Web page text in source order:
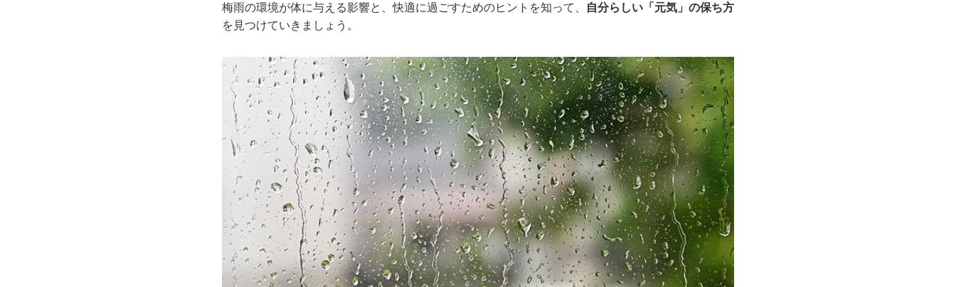
梅雨の環境が体に与える影響と、快適に過ごすためのヒントを知って、
自分らしい「元気」の保ち方
を見つけていきましょう。